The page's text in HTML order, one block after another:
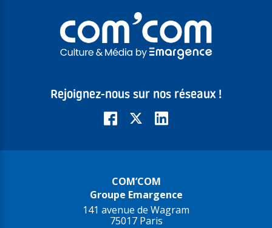
Rejoignez-nous sur nos réseaux !
COM’COM
Groupe Emargence
141 avenue de Wagram
75017 Paris